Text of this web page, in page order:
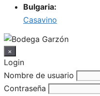
Bulgaria:
Casavino
×
Login
Nombre de usuario
Contraseña